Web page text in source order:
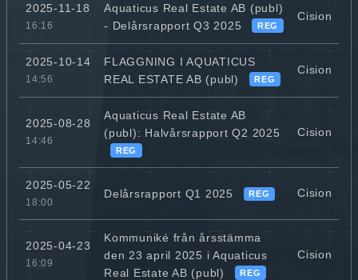
2025-11-18
16:16
Aquaticus Real Estate AB (publ)
- Delårsrapport Q3 2025
REG
Cision
2025-10-14
14:56
FLAGGNING I AQUATICUS
REAL ESTATE AB (publ)
REG
Cision
2025-08-28
14:46
Aquaticus Real Estate AB
(publ): Halvårsrapport Q2 2025
REG
Cision
2025-05-22
18:00
Delårsrapport Q1 2025 REG Cision
2025-04-23
16:09
Kommuniké från årsstämma
den 23 april 2025 i Aquaticus
Real Estate AB (publ)
REG
Cision